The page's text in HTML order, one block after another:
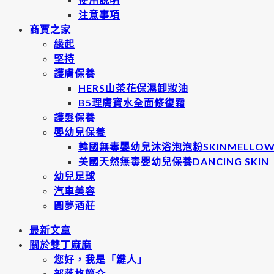
注意事項
商賈之家
緣起
堅持
護膚保養
HERS山茶花保濕卸妝油
B5理膚寶水全面修復霜
護髮保養
嬰幼兒保養
韓國無毒嬰幼兒沐浴泡泡粉
美國天然無毒嬰幼兒保養DANCING SKIN
幼兒足球
汽車美容
圓夢酒莊
最新文章
關於雙丁麻麻
您好，我是「鍵人」